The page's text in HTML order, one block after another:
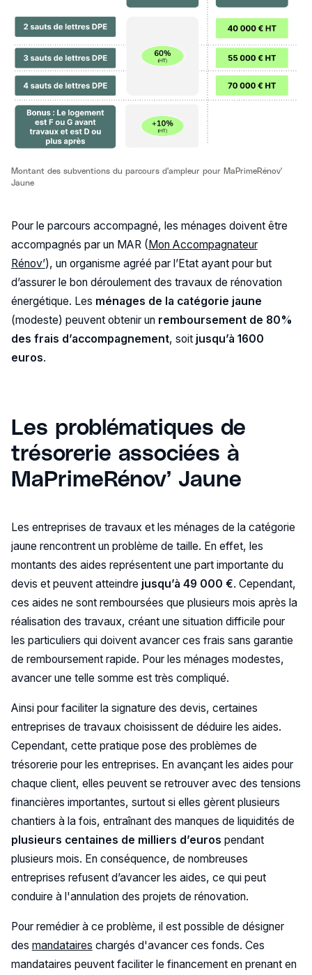
Montant des subventions du parcours d'ampleur pour MaPrimeRénov'
Jaune
Pour le parcours accompagné, les ménages doivent être
accompagnés par un MAR (Mon Accompagnateur
Rénov’), un organisme agréé par l’Etat ayant pour but
d’assurer le bon déroulement des travaux de rénovation
énergétique. Les ménages de la catégorie jaune
(modeste) peuvent obtenir un remboursement de 80%
des frais d’accompagnement, soit jusqu’à 1600
euros.
Les problématiques de
trésorerie associées à
MaPrimeRénov’ Jaune
Les entreprises de travaux et les ménages de la catégorie
jaune rencontrent un problème de taille. En effet, les
montants des aides représentent une part importante du
devis et peuvent atteindre jusqu’à 49 000 €. Cependant,
ces aides ne sont remboursées que plusieurs mois après la
réalisation des travaux, créant une situation difficile pour
les particuliers qui doivent avancer ces frais sans garantie
de remboursement rapide. Pour les ménages modestes,
avancer une telle somme est très compliqué.
Ainsi pour faciliter la signature des devis, certaines
entreprises de travaux choisissent de déduire les aides.
Cependant, cette pratique pose des problèmes de
trésorerie pour les entreprises. En avançant les aides pour
chaque client, elles peuvent se retrouver avec des tensions
financières importantes, surtout si elles gèrent plusieurs
chantiers à la fois, entraînant des manques de liquidités de
plusieurs centaines de milliers d’euros pendant
plusieurs mois. En conséquence, de nombreuses
entreprises refusent d’avancer les aides, ce qui peut
conduire à l'annulation des projets de rénovation.
Pour remédier à ce problème, il est possible de désigner
des mandataires chargés d'avancer ces fonds. Ces
mandataires peuvent faciliter le financement en prenant en